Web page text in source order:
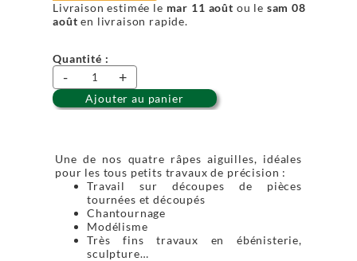
Livraison estimée le mar 11 août ou le sam 08
août en livraison rapide.
Quantité :
- +
Ajouter au panier
Une de nos quatre râpes aiguilles, idéales
pour les tous petits travaux de précision :
Travail sur découpes de pièces
tournées et découpés
Chantournage
Modélisme
Très fins travaux en ébénisterie,
sculpture…